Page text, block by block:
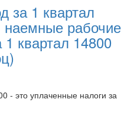
за 1 квартал
рабочие
1 квартал 14800
- это уплаченные налоги за